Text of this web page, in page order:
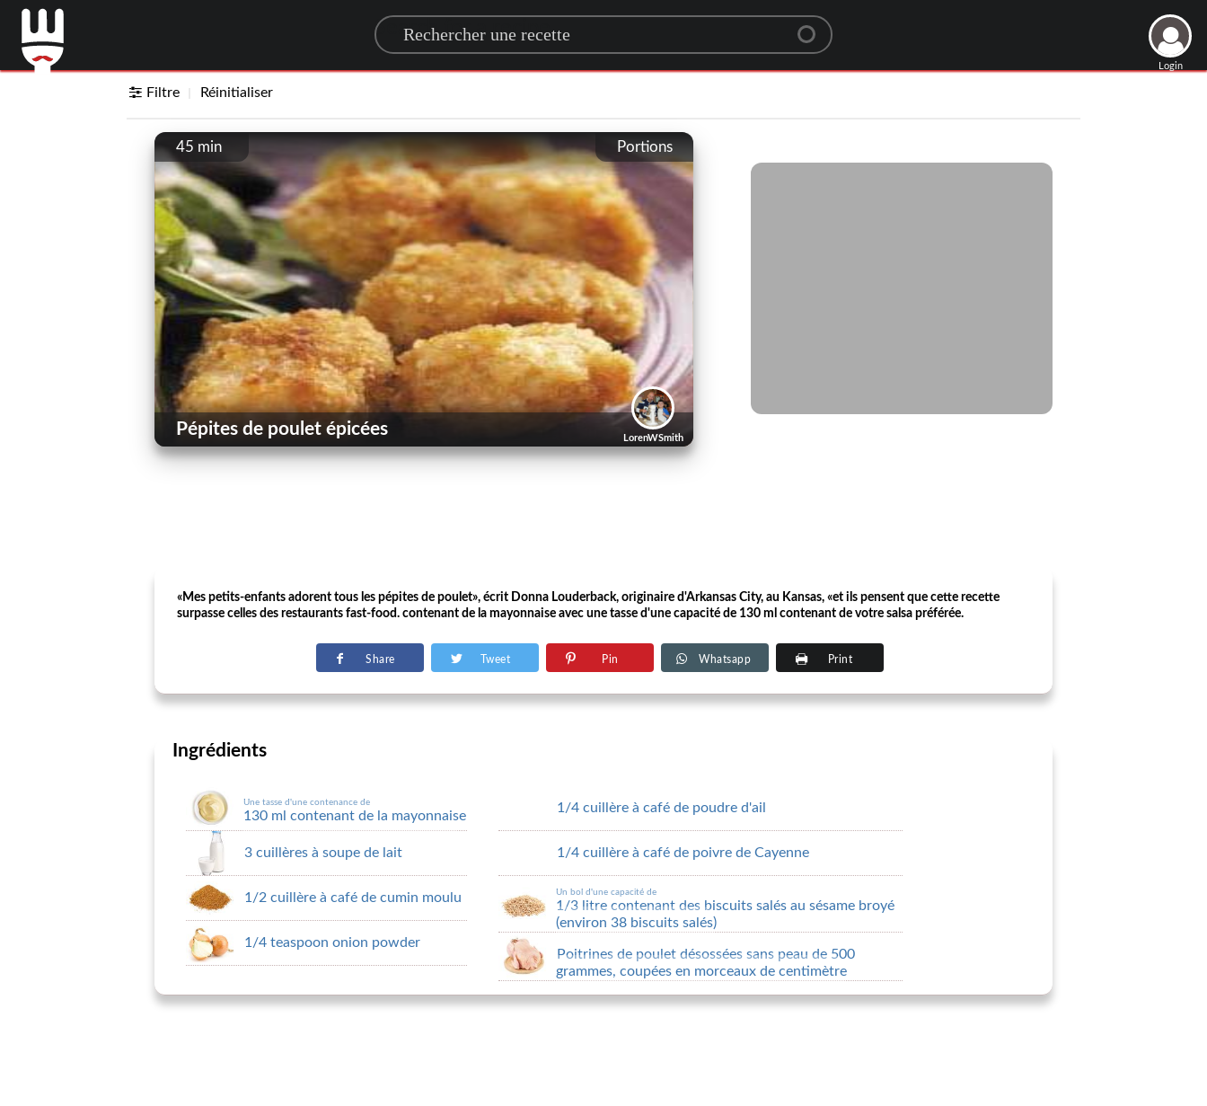
Search for a recipe
Login
Filtre Réinitialiser
Portions
45 min
LorenWSmith
Pépites de poulet épicées
«Mes petits-enfants adorent tous les pépites de poulet», écrit Donna Louderback, originaire d'Arkansas City, au Kansas, «et ils pensent que cette recette
surpasse celles des restaurants fast-food. contenant de la mayonnaise avec une tasse d'une capacité de 130 ml contenant de votre salsa préférée.
Share Tweet Pin Whatsapp Print
Ingrédients
Une tasse d'une contenance de
130 ml contenant de la mayonnaise
3 cuillères à soupe de lait
1/2 cuillère à café de cumin moulu
1/4 teaspoon onion powder
1/4 cuillère à café de poudre d'ail
1/4 cuillère à café de poivre de Cayenne
Un bol d'une capacité de
1/3 litre contenant des biscuits salés au sésame broyé
(environ 38 biscuits salés)
Poitrines de poulet désossées sans peau de 500
grammes, coupées en morceaux de centimètre